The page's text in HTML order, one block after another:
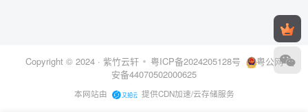
Copyright © 2024 · 紫竹云轩 粤ICP备2024205128号
粤公网
安备44070502000625
本网站由 提供CDN加速/云存储服务